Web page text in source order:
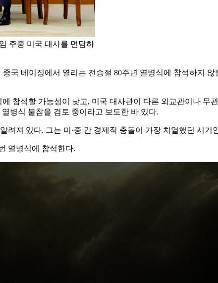
주중 미국 대사를 면담하
국 베이징에서 열리는 전승절 80주년 열병식에 참석하지
참석할 가능성이 낮고, 미국 대사관이 다른 외교관이나 무
병식 불참을 검토 중이라고 보도한 바 있다.
져 있다. 그는 미·중 간 경제적 충돌이 가장 치열했던 시기
열병식에 참석한다.